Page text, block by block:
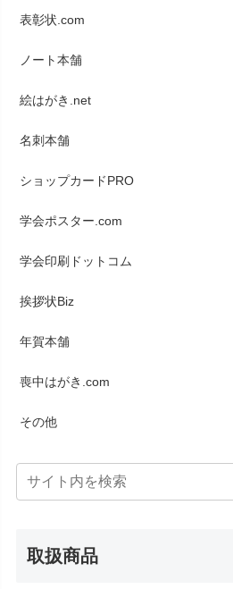
表彰状.com
ノート本舗
絵はがき.net
名刺本舗
ショップカードPRO
学会ポスター.com
学会印刷ドットコム
挨拶状Biz
年賀本舗
喪中はがき.com
その他
取扱商品